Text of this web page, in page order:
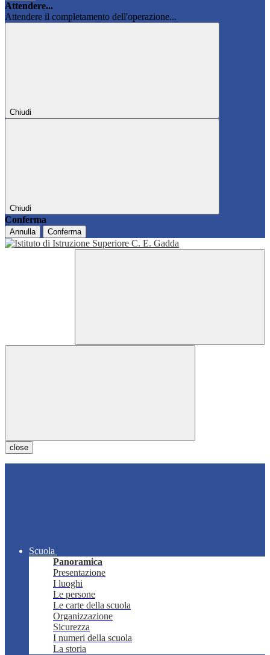
Attendere...
Attendere il completamento dell'operazione...
Chiudi
Chiudi
Conferma
Annulla Conferma
close
Scuola
Panoramica
Presentazione
I luoghi
Le persone
Le carte della scuola
Organizzazione
Sicurezza
I numeri della scuola
La storia